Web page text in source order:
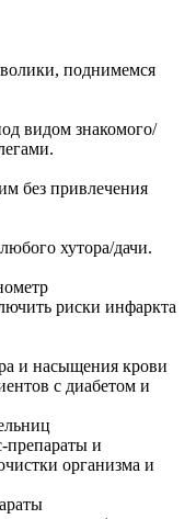
поднимемся
видом знакомого/
без привлечения
хутора/дачи.
риски инфаркта
и насыщения крови
с диабетом и
препараты и
организма и